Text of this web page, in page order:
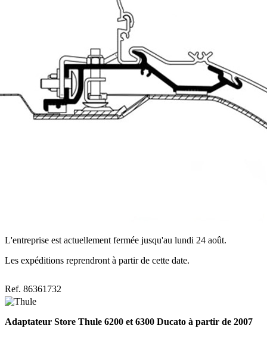
L'entreprise est actuellement fermée jusqu'au lundi 24 août.
Les expéditions reprendront à partir de cette date.
Ref. 86361732
Adaptateur Store Thule 6200 et 6300 Ducato à partir de 2007